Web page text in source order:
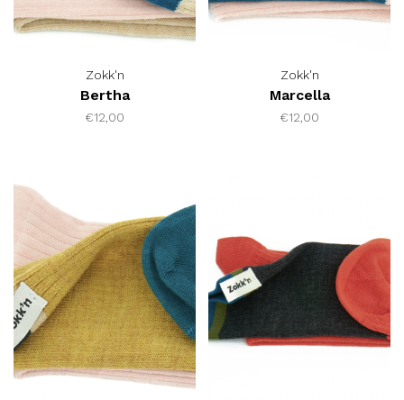
Zokk'n
Bertha
€12,00
Zokk'n
Marcella
€12,00